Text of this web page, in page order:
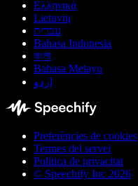
Ελληνικά
Lietuvių
עברית
Bahasa Indonesia
বাংলা
Bahasa Melayu
اردو
Preferències de cookies
Termes del servei
Política de privacitat
© Speechify Inc 2026